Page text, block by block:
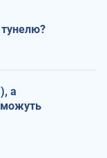
тунелю?
а
можуть